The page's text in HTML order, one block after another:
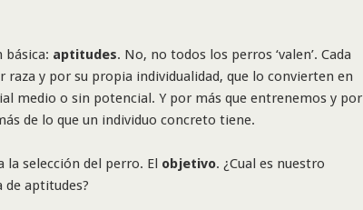
básica: aptitudes. No, no todos los perros ‘valen’. Cada
y por su propia individualidad, que lo convierten en
medio o sin potencial. Y por más que entrenemos y por
de lo que un individuo concreto tiene.
la selección del perro. El objetivo. ¿Cual es nuestro
de aptitudes?